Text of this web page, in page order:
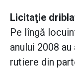
Licitaţie
Pe lîngă
anului 2008
rutiere din